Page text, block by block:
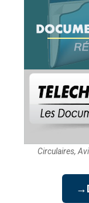
Circulaires,